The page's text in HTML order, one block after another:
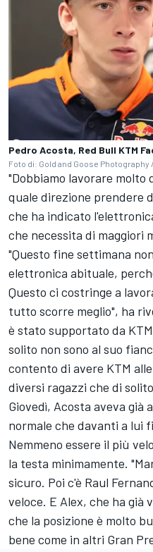
Pedro Acosta, Red Bull KTM
Foto di: Gold and Goose Photography
"Dobbiamo lavorare molto
quale direzione prendere
che ha indicato
che necessita di maggiori
"Questo fine settimana
elettronica abituale,
Questo ci costringe a
tutto scorre meglio", ha
è stato supportato da
solito non sono al suo
contento di avere KTM
diversi ragazzi che di
Giovedì, Acosta aveva già
normale che davanti a lui
Nemmeno essere il più
la testa minimamente.
sicuro. Poi c'è Raul
veloce. E Alex, che ha già
che la posizione è molto
bene come in altri Gran